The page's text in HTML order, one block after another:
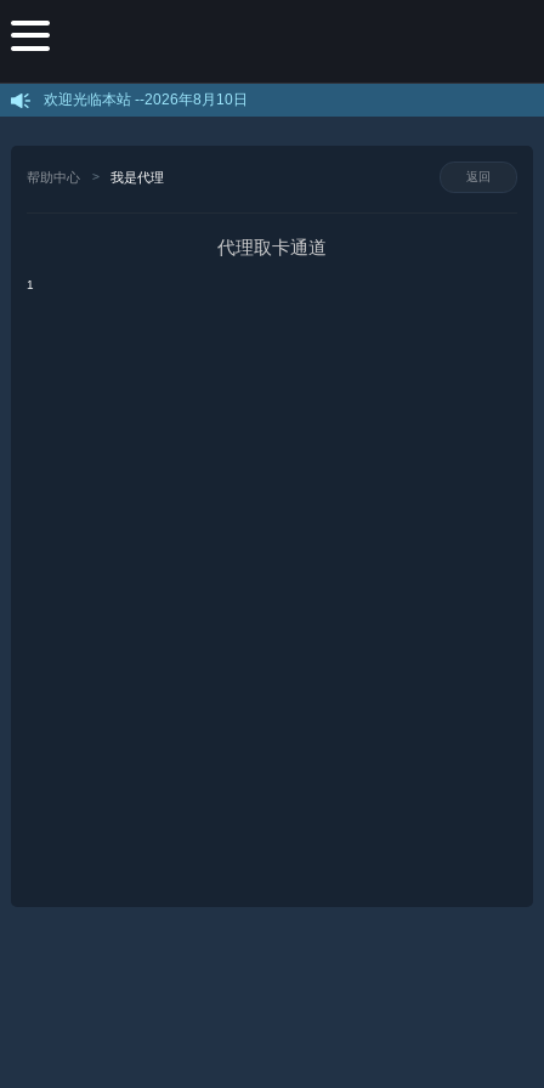
欢迎光临本站 --2026年8月10日
帮助中心 我是代理 返回
代理取卡通道
1